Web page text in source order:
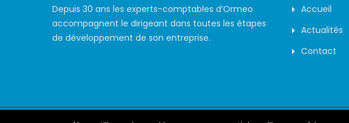
Depuis 30 ans les experts-comptables d’Ormeo
accompagnent le dirigeant dans toutes les étapes
de développement de son entreprise.
Accueil
Actualités
Contact